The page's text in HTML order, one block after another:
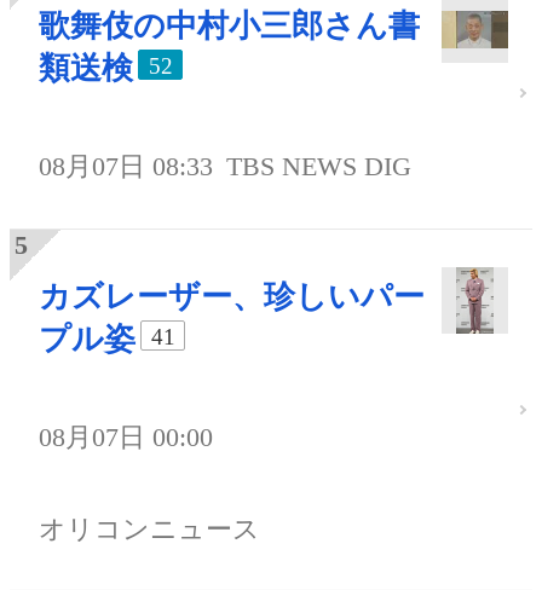
歌舞伎の中村小三郎さん書
類送検
52
08月07日 08:33 TBS NEWS DIG
カズレーザー、珍しいパー
プル姿
41
08月07日 00:00
オリコンニュース